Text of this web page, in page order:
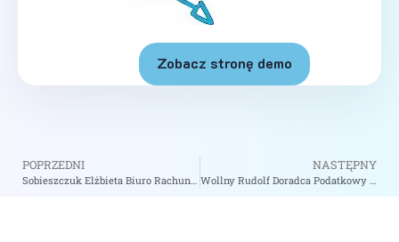
Zobacz stronę demo
POPRZEDNI
Sobieszczuk Elżbieta Biuro Rachunkowe – zobacz na biizii.com
NASTĘPNY
Wollny Rudolf Doradca Podatkowy – zobacz na biizii.com